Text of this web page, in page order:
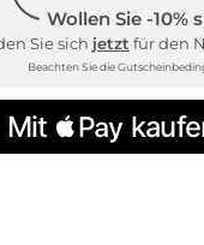
Wollen Sie -10%
Sie sich jetzt für den
Beachten Sie die